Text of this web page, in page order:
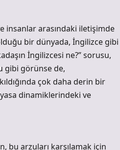
insanlar arasındaki iletişimde
bir dünyada, İngilizce gibi
İngilizcesi ne?” sorusu,
gibi görünse de,
çok daha derin bir
dinamiklerindeki ve
bu arzuları karşılamak için